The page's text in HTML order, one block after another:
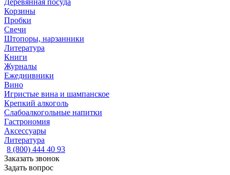
Деревянная посуда
Корзины
Пробки
Свечи
Штопоры, нарзанники
Литература
Книги
Журналы
Ежеднивники
Вино
Игристые вина и шампанское
Крепкий алкоголь
Слабоалкогольные напитки
Гастрономия
Аксессуары
Литература
8 (800) 444 40 93
Заказать звонок
Задать вопрос